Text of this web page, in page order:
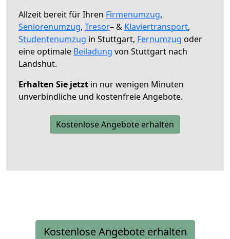
Allzeit bereit für Ihren Firmenumzug,
Seniorenumzug, Tresor– & Klaviertransport,
Studentenumzug in Stuttgart, Fernumzug oder
eine optimale Beiladung von Stuttgart nach
Landshut.
Erhalten Sie jetzt in nur wenigen Minuten
unverbindliche und kostenfreie Angebote.
Kostenlose Angebote erhalten
Kostenlose Angebote erhalten